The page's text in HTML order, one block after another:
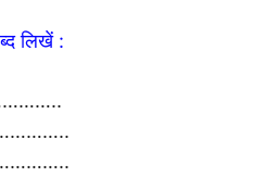
लिखें :
…………..
…………..
…………..